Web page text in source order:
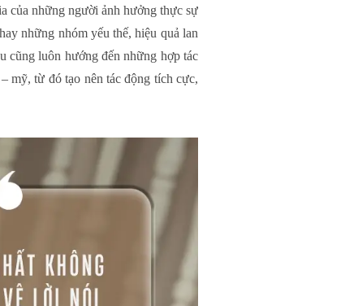
của những người ảnh hưởng thực sự
những nhóm yếu thế, hiệu quả lan
cũng luôn hướng đến những hợp tác
mỹ, từ đó tạo nên tác động tích cực,